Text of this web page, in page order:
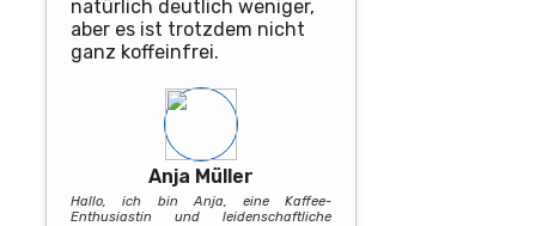
natürlich deutlich weniger,
aber es ist trotzdem nicht
ganz koffeinfrei.
Anja Müller
Hallo, ich bin Anja, eine Kaffee-
Enthusiastin und leidenschaftliche